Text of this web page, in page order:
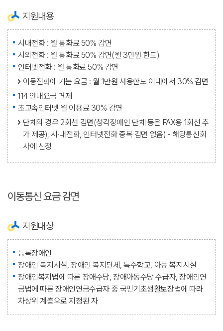
지원내용
시내전화 : 월 통화료 50% 감면
시외전화 : 월 통화료 50% 감면(월 3만원 한도)
인터넷전화 : 월 통화료 50% 감면
이동전화에 거는 요금 : 월 1만원 사용한도 이내에서 30% 감면
114 안내요금 면제
초고속인터넷 월 이용료 30% 감면
단체의 경우 2회선 감면(청각장애인 단체 등은 FAX용 1회선 추
가 제공), 시·내전화, 인터넷전화 중복 감면 없음) - 해당통신회
사에 신청
이동통신 요금 감면
지원대상
등록장애인
장애인 복지시설, 장애인 복지단체, 특수학교, 아동 복지시설
장애인복지법에 따른 장애수당, 장애아동수당 수급자, 장애인연
금법에 따른 장애인연금수급자 중 국민기초생활보장법에 따라
차상위 계층으로 지정된 자